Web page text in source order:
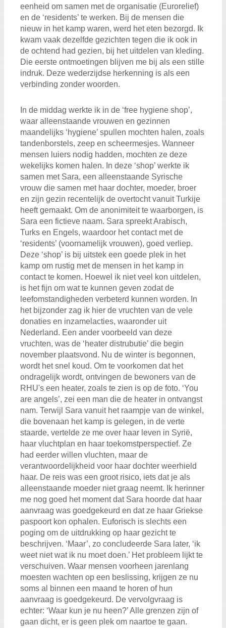
eenheid om samen met de organisatie (Eurorelief)
en de ‘residents’ te werken. Bij de mensen die
nieuw in het kamp waren, werd het eten bezorgd. Ik
kwam vaak dezelfde gezichten tegen die ik ook in
de ochtend had gezien, bij het uitdelen van kleding.
Die eerste ontmoetingen blijven me bij als een stille
indruk. Deze wederzijdse herkenning is als een
verbinding zonder woorden.
In de middag werkte ik in de ‘free hygiene shop’,
waar alleenstaande vrouwen en gezinnen
maandelijks ‘hygiene’ spullen mochten halen, zoals
tandenborstels, zeep en scheermesjes. Wanneer
mensen luiers nodig hadden, mochten ze deze
wekelijks komen halen. In deze ‘shop’ werkte ik
samen met Sara, een alleenstaande Syrische
vrouw die samen met haar dochter, moeder, broer
en zijn gezin recentelijk de overtocht vanuit Turkije
heeft gemaakt. Om de anonimiteit te waarborgen, is
Sara een fictieve naam. Sara spreekt Arabisch,
Turks en Engels, waardoor het contact met de
‘residents’ (voornamelijk vrouwen), goed verliep.
Deze ‘shop’ is bij uitstek een goede plek in het
kamp om rustig met de mensen in het kamp in
contact te komen. Hoewel ik niet veel kon uitdelen,
is het fijn om wat te kunnen geven zodat de
leefomstandigheden verbeterd kunnen worden. In
het bijzonder zag ik hier de vruchten van de vele
donaties en inzamelacties, waaronder uit
Nederland. Een ander voorbeeld van deze
vruchten, was de ‘heater distrubutie’ die begin
november plaatsvond. Nu de winter is begonnen,
wordt het snel koud. Om te voorkomen dat het
ondragelijk wordt, ontvingen de bewoners van de
RHU's een heater, zoals te zien is op de foto. ‘You
are angels’, zei een man die de heater in ontvangst
nam. Terwijl Sara vanuit het raampje van de winkel,
die bovenaan het kamp is gelegen, in de verte
staarde, vertelde ze me over haar leven in Syrië,
haar vluchtplan en haar toekomstperspectief. Ze
had eerder willen vluchten, maar de
verantwoordelijkheid voor haar dochter weerhield
haar. De reis was een groot risico, iets dat je als
alleenstaande moeder niet graag neemt. Ik herinner
me nog goed het moment dat Sara hoorde dat haar
aanvraag was goedgekeurd en dat ze haar Griekse
paspoort kon ophalen. Euforisch is slechts een
poging om de uitdrukking op haar gezicht te
beschrijven. ‘Maar’, zo concludeerde Sara later, ‘ik
weet niet wat ik nu moet doen.’ Het probleem lijkt te
verschuiven. Waar mensen voorheen jarenlang
moesten wachten op een beslissing, krijgen ze nu
soms al binnen een maand te horen of hun
aanvraag is goedgekeurd. De vervolgvraag is
echter: ‘Waar kun je nu heen?’ Alle grenzen zijn of
gaan dicht, er is geen plek om naartoe te gaan.